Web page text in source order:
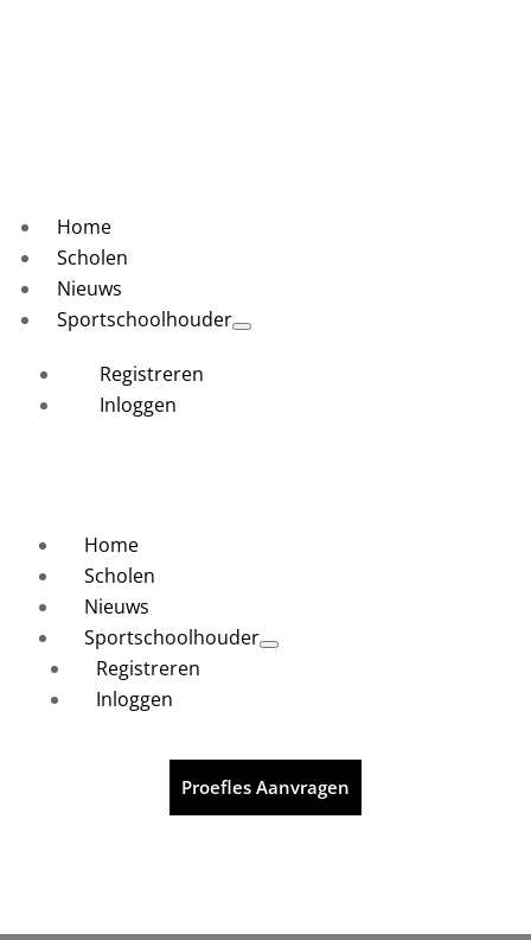
Home
Scholen
Nieuws
Sportschoolhouder
Registreren
Inloggen
Home
Scholen
Nieuws
Sportschoolhouder
Registreren
Inloggen
Proefles Aanvragen